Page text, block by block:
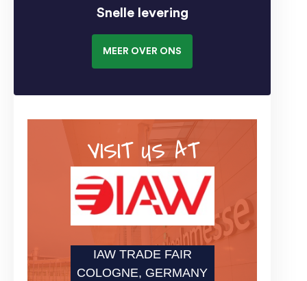
Snelle levering
MEER OVER ONS
VISIT US AT
IAW TRADE FAIR
COLOGNE, GERMANY